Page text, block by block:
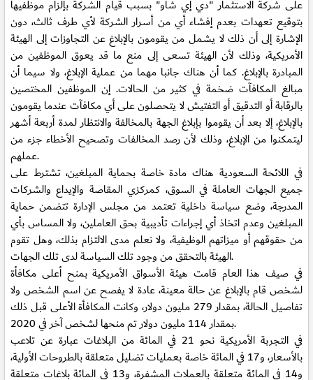
على شركة الاستثمار "دي إي شاو" بسبب قيام الشركة بإلزام موظفيها
بتوقيع تعهدات بعدم إفشاء أي من أسرار الشركة لأي طرف ثالث، دون
الإشارة إلى أن ذلك لا يشمل من يقومون بالإبلاغ عن التجاوزات إلى الهيئة
الأمريكية، وذلك لأن الهيئة تسعى إلى منع ما قد يعوق الموظفين من
المبادرة بالإبلاغ. كما أن هناك جانبا مهما من عملية الإبلاغ، ولا سيما أن
مبالغ المكافآت ضخمة في كثير من الحالات. إن الموظفين المختصين
بالرقابة أو التدقيق أو التفتيش لا يتحصلون على أي مكافآت عندما يقومون
بالإبلاغ، إلا بعد أن يقوموا بإبلاغ الجهة بالمخالفة والانتظار لمدة أربعة أشهر
ليتمكنوا من الإبلاغ، وذلك لأن رصد المخالفات وتصحيح الأخطاء جزء من
عملهم.
في اللائحة السعودية هناك مادة خاصة بحماية المبلغين، تشترط على
جميع الجهات العاملة في السوق، كمركزي المقاصة والإيداع والشركات
المدرجة، وضع سياسة داخلية تعتمد من مجلس الإدارة تتضمن حماية
المبلغين وعدم اتخاذ أي إجراءات تأديبية بحق العاملين، ولا المساس بأي
من حقوقهم أو ميزاتهم الوظيفية، ولا نعلم مدى الالتزام بذلك، وهل تقوم
الهيئة بالتحقق من وجود تلك السياسة لدى تلك الجهات.
في صيف هذا العام قامت هيئة الأسواق الأمريكية بمنح أعلى مكافأة
لشخص قام بالإبلاغ عن حالة معينة، عادة لا يفصح عن اسم الشخص ولا
تفاصيل الحالة، بمقدار 279 مليون دولار، وكانت المكافأة الأعلى قبل ذلك
بمقدار 114 مليون دولار تم منحها لشخص آخر في 2020.
في التجربة الأمريكية نحو 21 في المائة من البلاغات عبارة عن تلاعب
بالأسعار، و17 في المائة خاصة بعمليات تضليل متعلقة بالطروحات الأولية،
و14 في المائة متعلقة بالعملات المشفرة، و13 في المائة بلاغات متعلقة